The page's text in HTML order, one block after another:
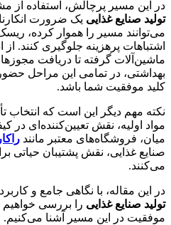
در این مسیر پرچالش، استفاده از
تولید صنایع غذایی یک ضرورت
می‌توانند مسیر را هموار کرده،
اشتباهات پرهزینه جلوگیری کنند.
ماشین‌آلات گرفته تا دریافت
بهداشتی، در تمامی این مراحل
کلید موفقیت شما باشد.
نکته مهم دیگر این است که انتخاب
مواد اولیه، نقش تعیین‌کننده‌ای در
میان، فروشگاه‌های معتبر مانند راکار
صنایع غذایی، نقش پشتیبان حیاتی
می‌کنند.
در این مقاله، با نگاهی جامع و
تولید صنایع غذایی را بررسی خواهیم
موفقیت در این مسیر آشنا می‌کنیم.